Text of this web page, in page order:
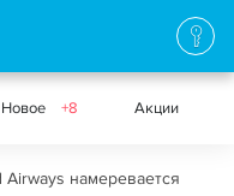
Новое +8 Акции
Airways намеревается